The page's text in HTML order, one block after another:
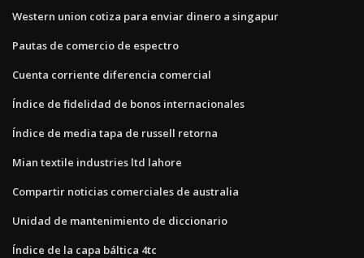
Western union cotiza para enviar dinero a singapur
Pautas de comercio de espectro
Cuenta corriente diferencia comercial
Índice de fidelidad de bonos internacionales
Índice de media tapa de russell retorna
Mian textile industries ltd lahore
Compartir noticias comerciales de australia
Unidad de mantenimiento de diccionario
Índice de la capa báltica 4tc